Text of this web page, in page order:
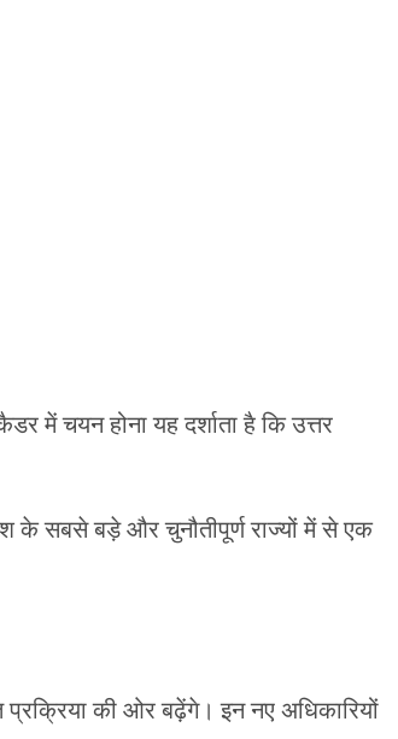
में चयन होना यह दर्शाता है कि उत्तर
के सबसे बड़े और चुनौतीपूर्ण राज्यों में से एक
की ओर बढ़ेंगे। इन नए अधिकारियों